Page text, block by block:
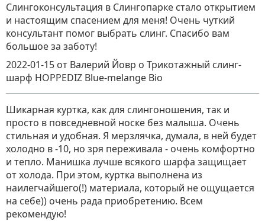
Слингоконсультация в Слингопарке стало открытием
и настоящим спасением для меня! Очень чуткий
консультант помог выбрать слинг. Спасибо вам
большое за заботу!
2022-01-15 от Валерий Йовр о Трикотажный слинг-
шарф HOPPEDIZ Blue-melange Bio
Шикарная куртка, как для слингоношения, так и
просто в повседневной носке без малыша. Очень
стильная и удобная. Я мерзлячка, думала, в ней будет
холодно в -10, но зря переживала - очень комфортно
и тепло. Манишка лучше всякого шарфа защищает
от холода. При этом, куртка выполнена из
наилегчайшего(!) материала, который не ощущается
на себе)) очень рада приобретению. Всем
рекомендую!